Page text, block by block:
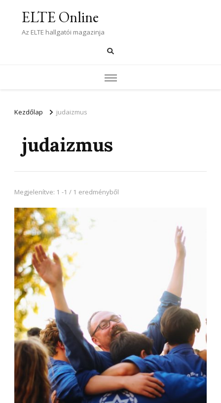
ELTE Online
Az ELTE hallgatói magazinja
Kezdőlap judaizmus
judaizmus
Megjelenítve: 1 -1 / 1 eredményből